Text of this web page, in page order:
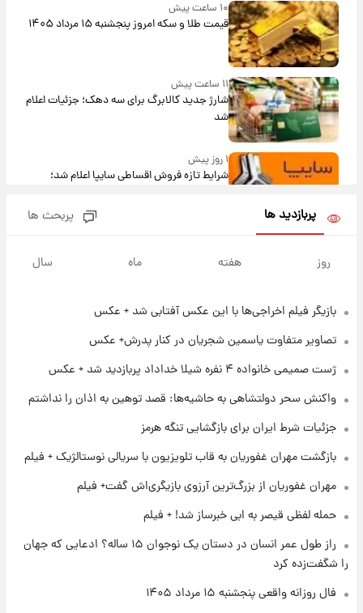
۱۰ ساعت پیش
قیمت طلا و سکه امروز پنجشنبه ۱۵ مرداد ۱۴۰۵
۱۱ ساعت پیش
شارژ جدید کالابرگ برای سه دهک؛ جزئیات اعلام
شد
۱ روز پیش
شرایط تازه فروش اقساطی سایپا اعلام شد؛
قیمت سکه و طلا فردا
۱۶ ساعت پیش
فال قهوه روزانه پنجشنبه ۱۵ مرداد ماه ۱۴۰۵
۱۸ ساعت پیش
فال روزانه واقعی پنجشنبه ۱۵ مرداد ۱۴۰۵
ارزش سهام عدالت برای امروز چهارشنبه ۱۴ مرداد
پربازدید ها پربحث ها
روز هفته ماه سال
بازیگر فیلم اخراجی‌ها با این عکس آفتابی شد + عکس
تصاویر متفاوت یاسمین شجریان در کنار پدرش+ عکس
ژست صمیمی خانواده ۴ نفره شیلا خداداد پربازدید شد + عکس
واکنش سحر دولتشاهی به حاشیه‌ها: قصد توهین به اذان را نداشتم
جزئیات شرط ایران برای بازگشایی تنگه هرمز
بازگشت مهران غفوریان به قاب تلویزیون با سریالی نوستالژیک + فیلم
مهران غفوریان از بزرگ‌ترین آرزوی بازیگری‌اش گفت+ فیلم
حمله لفظی قیصر به ابی خبرساز شد! + فیلم
راز طول عمر انسان در دستان یک نوجوان ۱۵ ساله؟ ادعایی که جهان
را شگفت‌زده کرد
فال روزانه واقعی پنجشنبه ۱۵ مرداد ۱۴۰۵